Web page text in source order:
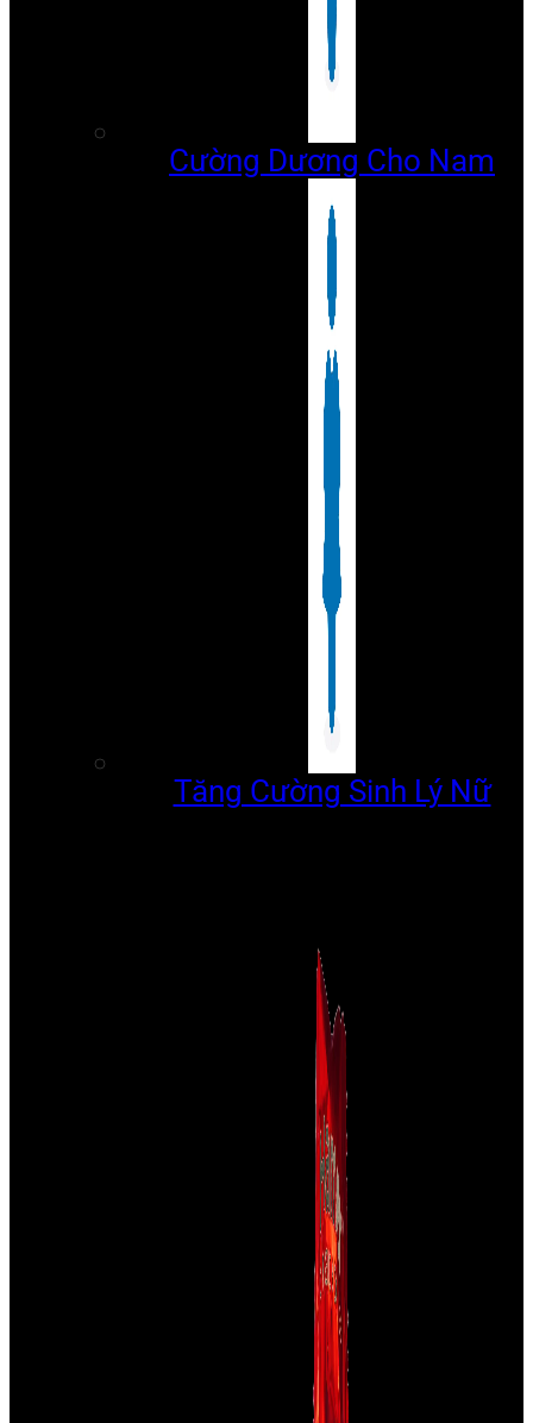
Cường Dương Cho Nam
Tăng Cường Sinh Lý Nữ